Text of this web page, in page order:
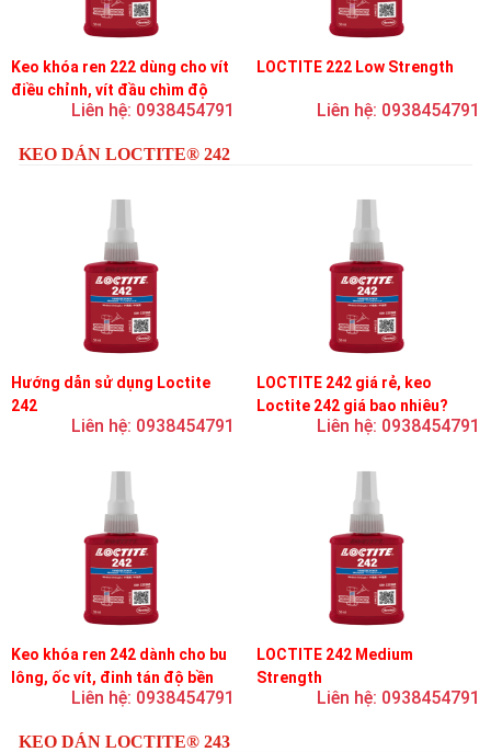
Keo khóa ren 222 dùng cho vít
điều chỉnh, vít đầu chìm độ
bền thấpLiên hệ: 0938454791
LOCTITE 222 Low Strength
Liên hệ: 0938454791
KEO DÁN LOCTITE® 242
Hướng dẫn sử dụng Loctite
242
Liên hệ: 0938454791
LOCTITE 242 giá rẻ, keo
Loctite 242 giá bao nhiêu?
Liên hệ: 0938454791
Keo khóa ren 242 dành cho bu
lông, ốc vít, đinh tán độ bền
trung bình, độ nhớt trung bình
Liên hệ: 0938454791
LOCTITE 242 Medium
Strength
Liên hệ: 0938454791
KEO DÁN LOCTITE® 243